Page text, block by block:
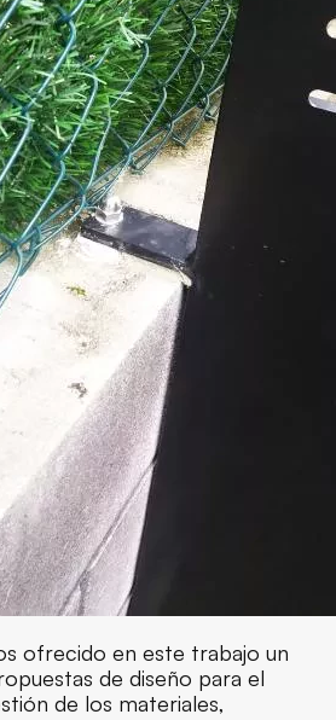
ofrecido en este trabajo un
de diseño para el
de los materiales,